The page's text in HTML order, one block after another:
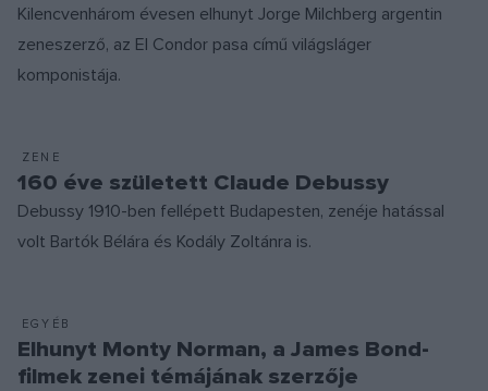
Kilencvenhárom évesen elhunyt Jorge Milchberg argentin
zeneszerző, az El Condor pasa című világsláger
komponistája.
ZENE
160 éve született Claude Debussy
Debussy 1910-ben fellépett Budapesten, zenéje hatással
volt Bartók Bélára és Kodály Zoltánra is.
EGYÉB
Elhunyt Monty Norman, a James Bond-
filmek zenei témájának szerzője